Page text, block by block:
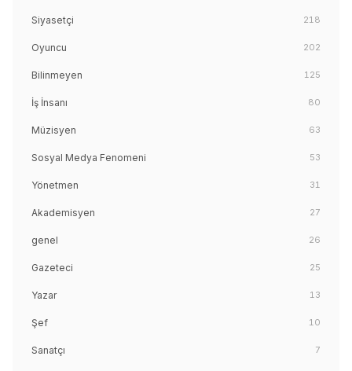
Siyasetçi 218
Oyuncu 202
Bilinmeyen 125
İş İnsanı 80
Müzisyen 63
Sosyal Medya Fenomeni 53
Yönetmen 31
Akademisyen 27
genel 26
Gazeteci 25
Yazar 13
Şef 10
Sanatçı 7